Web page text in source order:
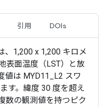
引用 DOIs
、1,200 x 1,200 キロメ
表面温度（LST）と放
値は MYD11_L2 スワ
す。緯度 30 度を超え
数の観測値を持つピク